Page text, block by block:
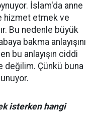
İslam'da anne
hizmet etmek ve
Bu nedenle büyük
bakma anlayışını
bu anlayışın ciddi
değilim. Çünkü buna
isterken hangi